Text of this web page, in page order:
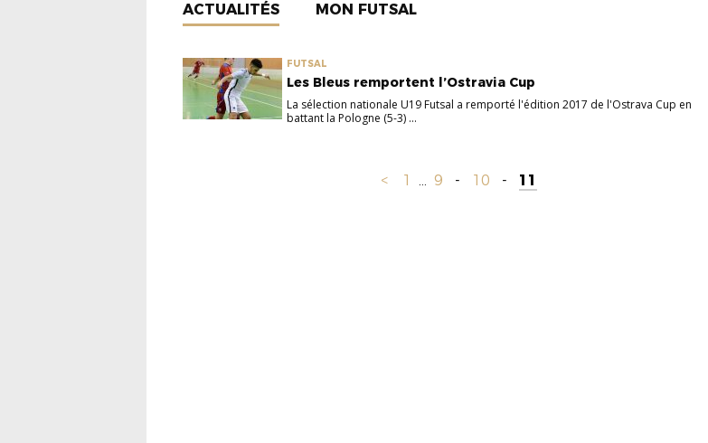
ACTUALITÉS MON FUTSAL
FUTSAL
Les Bleus remportent l’Ostravia Cup
La sélection nationale U19 Futsal a remporté l'édition 2017 de l'Ostrava Cup en
battant la Pologne (5-3) ...
< 1 9 - 10 - 11